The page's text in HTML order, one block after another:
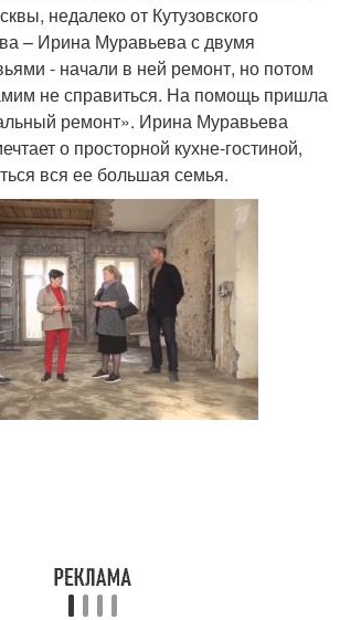
недалеко от Кутузовского
– Ирина Муравьева с двумя
- начали в ней ремонт, но потом
не справиться. На помощь пришла
ремонт». Ирина Муравьева
о просторной кухне-гостиной,
вся ее большая семья.